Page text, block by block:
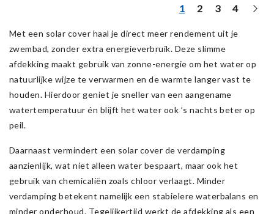
1 2 3 4
Met een solar cover haal je direct meer rendement uit je
zwembad, zonder extra energieverbruik. Deze slimme
afdekking maakt gebruik van zonne-energie om het water op
natuurlijke wijze te verwarmen en de warmte langer vast te
houden. Hierdoor geniet je sneller van een aangename
watertemperatuur én blijft het water ook ’s nachts beter op
peil.
Daarnaast vermindert een solar cover de verdamping
aanzienlijk, wat niet alleen water bespaart, maar ook het
gebruik van chemicaliën zoals chloor verlaagt. Minder
verdamping betekent namelijk een stabielere waterbalans en
minder onderhoud. Tegelijkertijd werkt de afdekking als een